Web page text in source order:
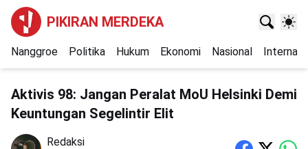
PIKIRAN MERDEKA
Nanggroe Politika Hukum Ekonomi Nasional
Aktivis 98: Jangan Peralat MoU Helsinki Demi
Keuntungan Segelintir Elit
Redaksi